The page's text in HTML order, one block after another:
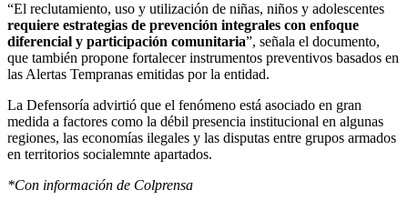
“El reclutamiento, uso y utilización de niñas, niños y adolescentes
requiere estrategias de prevención integrales con enfoque
diferencial y participación comunitaria”, señala el documento,
que también propone fortalecer instrumentos preventivos basados en
las Alertas Tempranas emitidas por la entidad.
La Defensoría advirtió que el fenómeno está asociado en gran
medida a factores como la débil presencia institucional en algunas
regiones, las economías ilegales y las disputas entre grupos armados
en territorios socialemnte apartados.
*Con información de Colprensa